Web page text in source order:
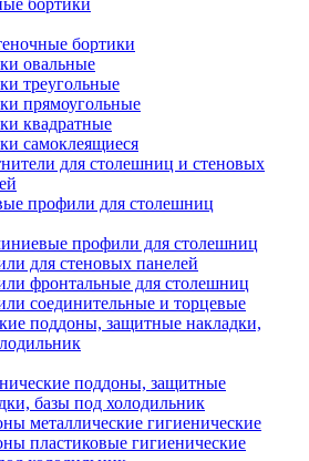
бортики
бортики
овальные
треугольные
прямоугольные
квадратные
самоклеящиеся
для столешниц и стеновых
профили для столешниц
профили для столешниц
для стеновых панелей
фронтальные для столешниц
соединительные и торцевые
поддоны, защитные накладки,
поддоны, защитные
базы под холодильник
металлические гигиенические
пластиковые гигиенические